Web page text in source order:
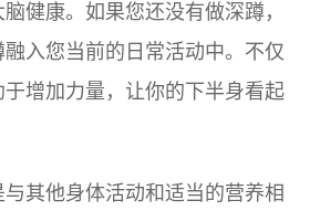
健康。如果您还没有做深蹲，
入您当前的日常活动中。不仅
增加力量，让你的下半身看起
其他身体活动和适当的营养相